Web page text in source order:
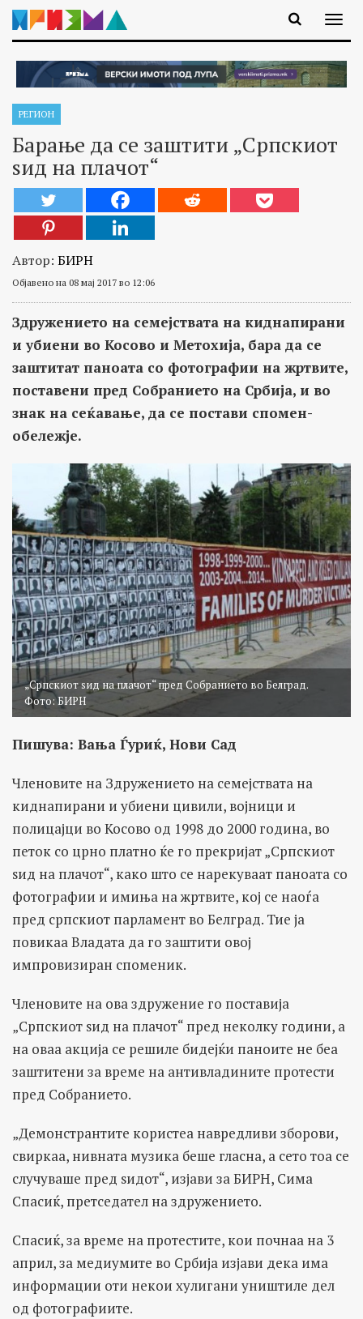
РЕГИОН
Барање да се заштити „Српскиот
ѕид на плачот“
Автор: БИРН
Објавено на 08 мај 2017 во 12:06
Здружението на семејствата на киднапирани
и убиени во Косово и Метохија, бара да се
заштитат паноата со фотографии на жртвите,
поставени пред Собранието на Србија, и во
знак на сеќавање, да се постави спомен-
обележје.
„Српскиот ѕид на плачот“ пред Собранието во Белград.
Фото: БИРН
Пишува: Вања Ѓуриќ, Нови Сад
Членовите на Здружението на семејствата на
киднапирани и убиени цивили, војници и
полицајци во Косово од 1998 до 2000 година, во
петок со црно платно ќе го прекријат „Српскиот
ѕид на плачот“, како што се нарекуваат паноата со
фотографии и имиња на жртвите, кој се наоѓа
пред српскиот парламент во Белград. Тие ја
повикаа Владата да го заштити овој
импровизиран споменик.
Членовите на ова здружение го поставија
„Српскиот ѕид на плачот“ пред неколку години, а
на оваа акција се решиле бидејќи паноите не беа
заштитени за време на антивладините протести
пред Собранието.
„Демонстрантите користеа навредливи зборови,
свиркаа, нивната музика беше гласна, а сето тоа се
случуваше пред ѕидот“, изјави за БИРН, Сима
Спасиќ, претседател на здружението.
Спасиќ, за време на протестите, кои почнаа на 3
април, за медиумите во Србија изјави дека има
информации оти некои хулигани уништиле дел
од фотографиите.